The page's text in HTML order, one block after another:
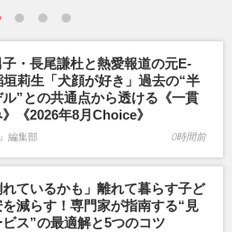
・長尾謙杜と熱愛報道の元E-
莉生「犬顔が好き」過去の“半
ル”との共通点から透ける《一貫
《2026年8月Choice》
編集部 0時間前
れているかも」離れて暮らす子ど
を減らす！専門家が指南する“見
ス”の最適解と5つのコツ